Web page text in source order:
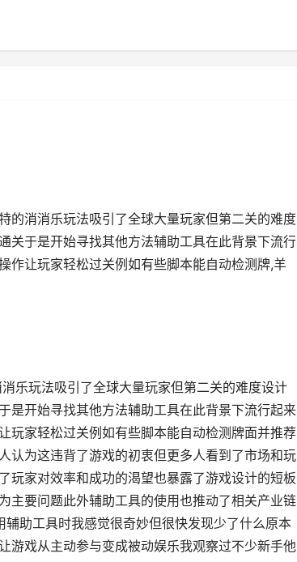
的消消乐玩法吸引了全球大量玩家但第二关的难度
关于是开始寻找其他方法辅助工具在此背景下流行
作让玩家轻松过关例如有些脚本能自动检测牌,羊
乐玩法吸引了全球大量玩家但第二关的难度设计
是开始寻找其他方法辅助工具在此背景下流行起来
玩家轻松过关例如有些脚本能自动检测牌面并推荐
认为这违背了游戏的初衷但更多人看到了市场和玩
玩家对效率和成功的渴望也暴露了游戏设计的短板
主要问题此外辅助工具的使用也推动了相关产业链
助工具时我感觉很奇妙但很快发现少了什么原本
游戏从主动参与变成被动娱乐我观察过不少新手他